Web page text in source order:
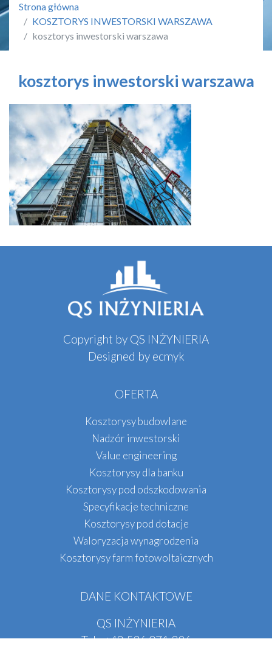
Strona główna
KOSZTORYS INWESTORSKI WARSZAWA
kosztorys inwestorski warszawa
kosztorys inwestorski warszawa
Copyright by QS INŻYNIERIA
Designed by ecmyk
OFERTA
Kosztorysy budowlane
Nadzór inwestorski
Value engineering
Kosztorysy dla banku
Kosztorysy pod odszkodowania
Specyfikacje techniczne
Kosztorysy pod dotacje
Waloryzacja wynagrodzenia
Kosztorysy farm fotowoltaicznych
DANE KONTAKTOWE
QS INŻYNIERIA
Tel.:+48536 071 396